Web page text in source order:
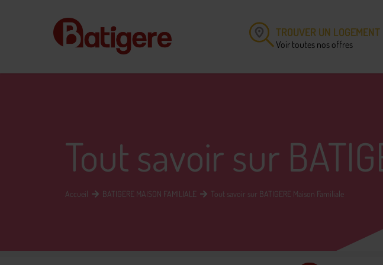
TROUVER UN LOGEMENT
Voir toutes nos offres
Tout savoir sur
Accueil BATIGERE MAISON FAMILIALE Tout savoir sur BATIGERE Maison Familiale